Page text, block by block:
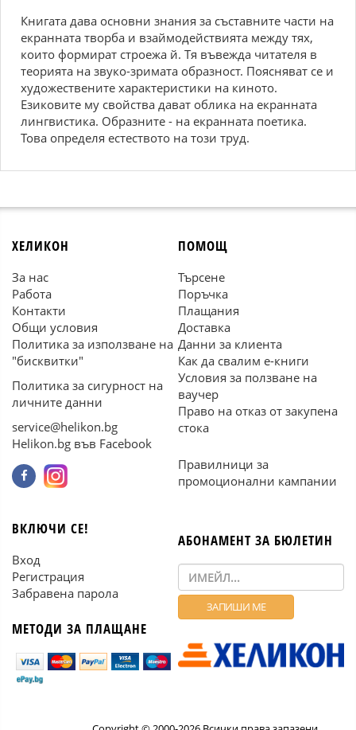
Книгата дава основни знания за съставните части на
екранната творба и взаймодействията между тях,
които формират строежа й. Тя въвежда читателя в
теорията на звуко-зримата образност. Поясняват се и
художествените характеристики на киното.
Езиковите му свойства дават облика на екранната
лингвистика. Образните - на екранната поетика.
Това определя естеството на този труд.
ХЕЛИКОН
За нас
Работа
Контакти
Общи условия
Политика за използване на
"бисквитки"
Политика за сигурност на
личните данни
service@helikon.bg
Helikon.bg във Facebook
ПОМОЩ
Търсене
Поръчка
Плащания
Доставка
Данни за клиента
Как да свалим е-книги
Условия за ползване на
ваучер
Право на отказ от закупена
стока
Правилници за
промоционални кампании
ВКЛЮЧИ СЕ!
Вход
Регистрация
Забравена парола
МЕТОДИ ЗА ПЛАЩАНЕ
АБОНАМЕНТ ЗА БЮЛЕТИН